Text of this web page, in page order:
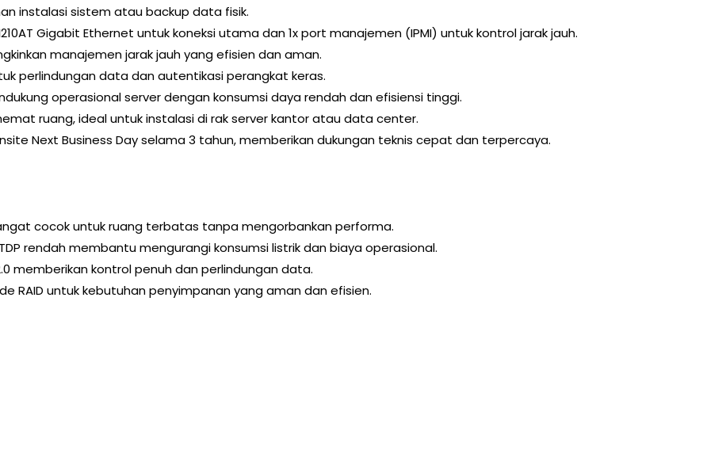
instalasi sistem atau backup data fisik.
Gigabit Ethernet untuk koneksi utama dan 1x port manajemen (IPMI) untuk kontrol jarak jauh.
manajemen jarak jauh yang efisien dan aman.
perlindungan data dan autentikasi perangkat keras.
operasional server dengan konsumsi daya rendah dan efisiensi tinggi.
ruang, ideal untuk instalasi di rak server kantor atau data center.
Next Business Day selama 3 tahun, memberikan dukungan teknis cepat dan terpercaya.
cocok untuk ruang terbatas tanpa mengorbankan performa.
rendah membantu mengurangi konsumsi listrik dan biaya operasional.
memberikan kontrol penuh dan perlindungan data.
RAID untuk kebutuhan penyimpanan yang aman dan efisien.